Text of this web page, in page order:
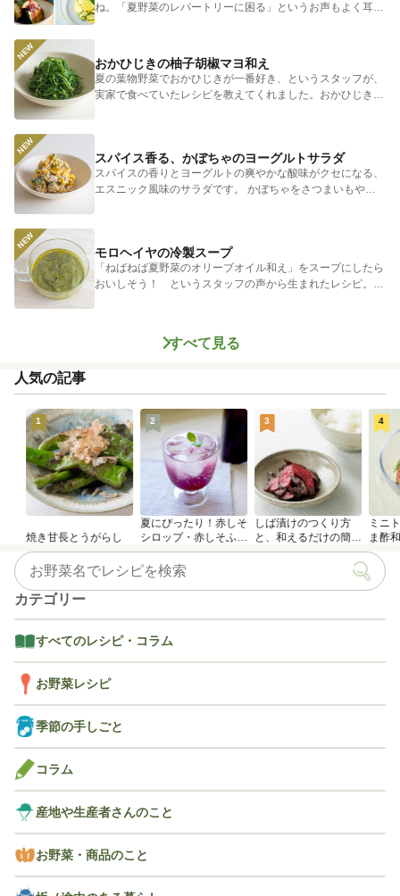
ね。「夏野菜のレパートリーに困る」というお声もよく耳に
します。 そ...
おかひじきの柚子胡椒マヨ和え
夏の葉物野菜でおかひじきが一番好き、というスタッフが、
実家で食べていたレシピを教えてくれました。おかひじきの
スパイス香る、かぼちゃのヨーグルトサラダ
スパイスの香りとヨーグルトの爽やかな酸味がクセになる、
エスニック風味のサラダです。 かぼちゃをさつまいもやじ
モロヘイヤの冷製スープ
「ねばねば夏野菜のオリーブオイル和え」をスープにしたら
おいしそう！ というスタッフの声から生まれたレシピ。つ
すべて見る
人気の記事
1
焼き甘長とうがらし
2
夏にぴったり！赤しそ
シロップ・赤しそふり
かけのつくり方
3
しば漬けのつくり方
と、和えるだけの簡単
アレンジレシピ
4
ミニ
ま酢
カテゴリー
すべてのレシピ・コラム
お野菜レシピ
季節の手しごと
コラム
産地や生産者さんのこと
お野菜・商品のこと